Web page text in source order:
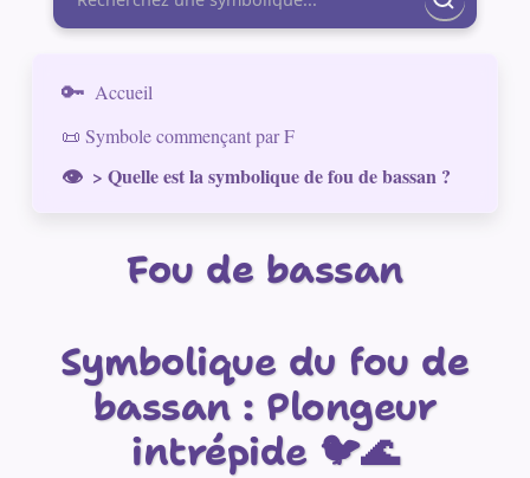
Accueil
📜 Symbole commençant par F
> Quelle est la symbolique de fou de bassan ?
Fou de bassan
Symbolique du fou de
bassan : Plongeur
intrépide 🐦🌊